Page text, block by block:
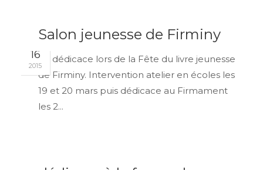
16
2015
Salon jeunesse de Firminy
En dédicace lors de la Fête du livre jeunesse
de Firminy. Intervention atelier en écoles les
19 et 20 mars puis dédicace au Firmament
les 2...